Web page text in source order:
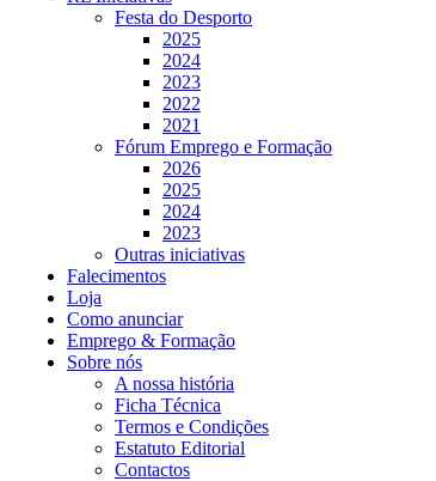
Festa do Desporto
2025
2024
2023
2022
2021
Fórum Emprego e Formação
2026
2025
2024
2023
Outras iniciativas
Falecimentos
Loja
Como anunciar
Emprego & Formação
Sobre nós
A nossa história
Ficha Técnica
Termos e Condições
Estatuto Editorial
Contactos